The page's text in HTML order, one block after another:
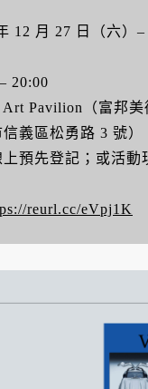
12 月 27 日（六）
20:00
Art Pavilion（富邦美
義區松勇路 3 號）
上預先登記；或活動
reurl.cc/eVpj1K